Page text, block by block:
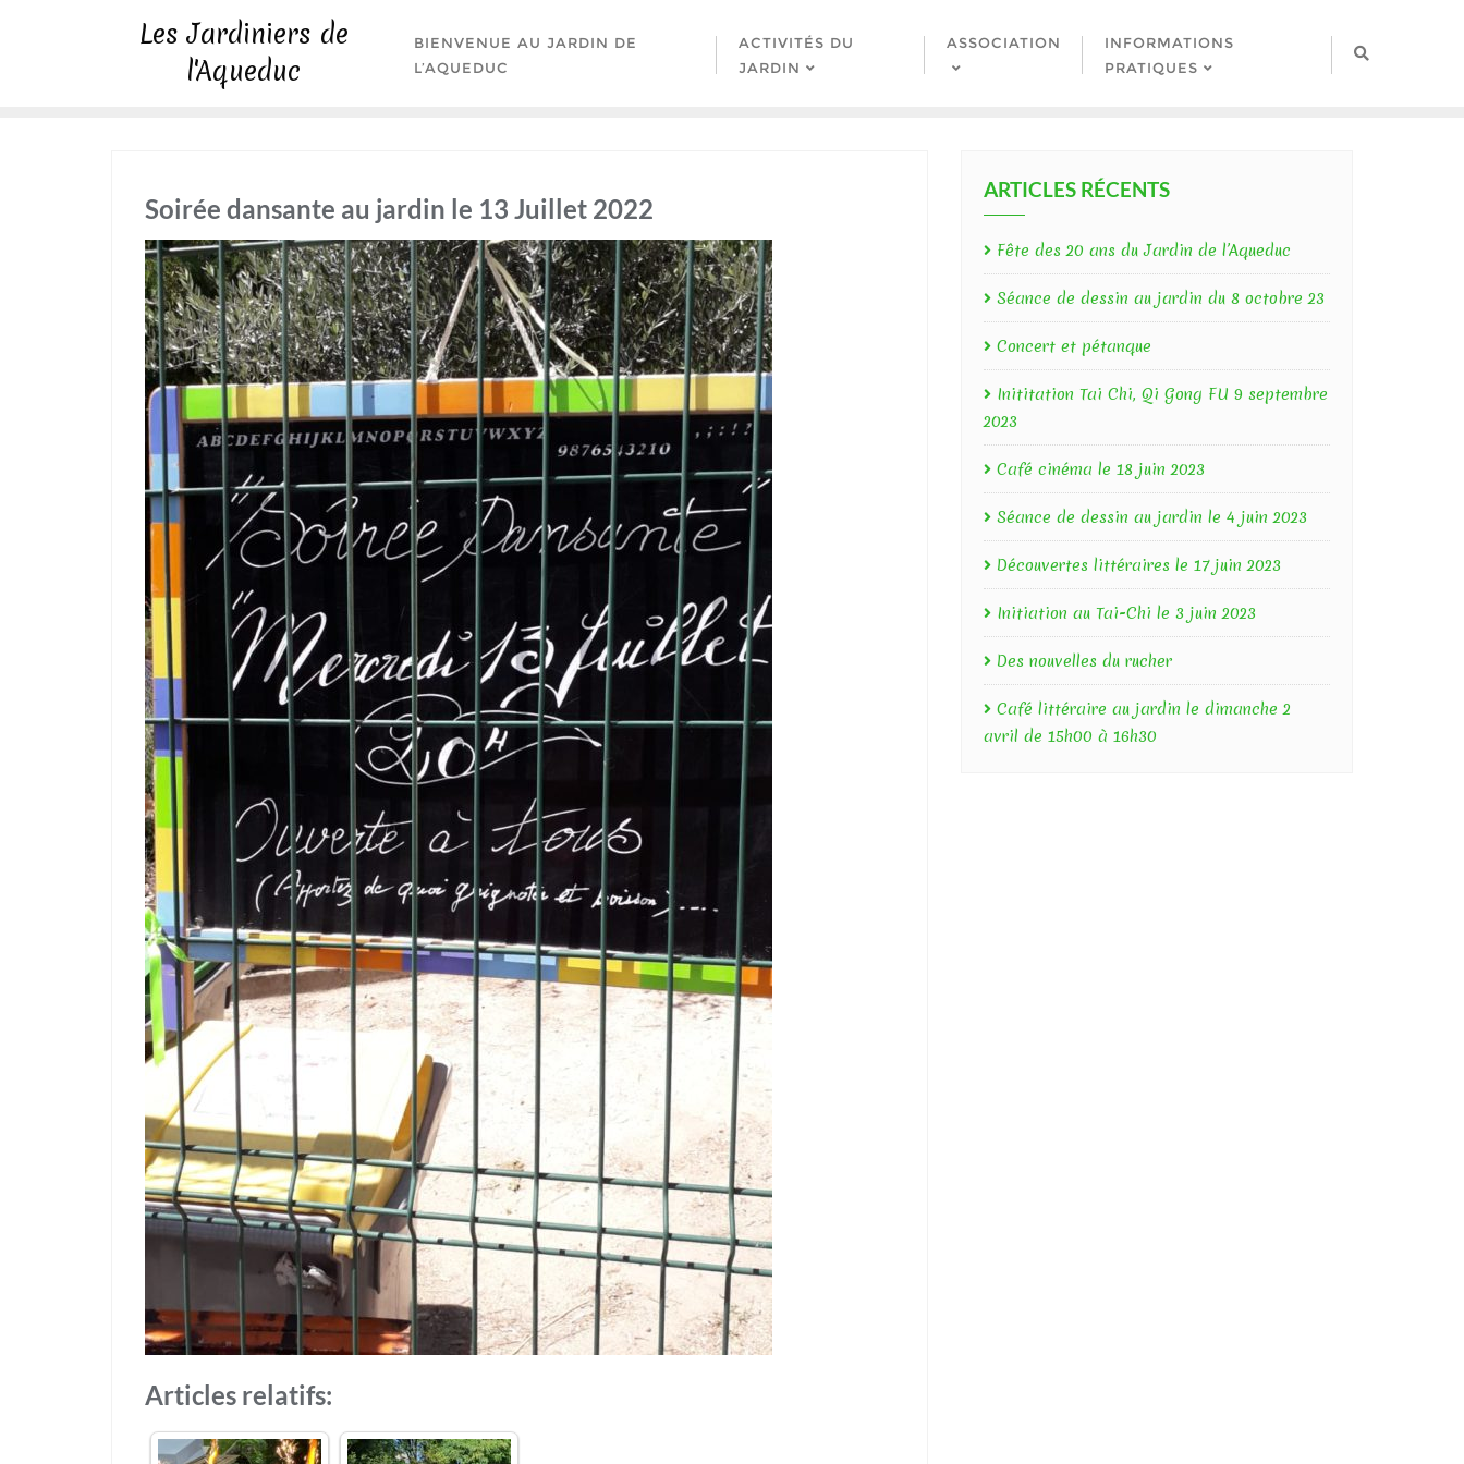
Les Jardiniers de
l'Aqueduc
BIENVENUE AU JARDIN DE
L’AQUEDUC
ACTIVITÉS DU
JARDIN
ASSOCIATION
INFORMATIONS
PRATIQUES
Soirée dansante au jardin le 13 Juillet 2022
Articles relatifs:
ARTICLES RÉCENTS
Fête des 20 ans du Jardin de l’Aqueduc
Séance de dessin au jardin du 8 octobre 23
Concert et pétanque
Inititation Tai Chi, Qi Gong FU 9 septembre
2023
Café cinéma le 18 juin 2023
Séance de dessin au jardin le 4 juin 2023
Découvertes littéraires le 17 juin 2023
Initiation au Tai-Chi le 3 juin 2023
Des nouvelles du rucher
Café littéraire au jardin le dimanche 2
avril de 15h00 à 16h30